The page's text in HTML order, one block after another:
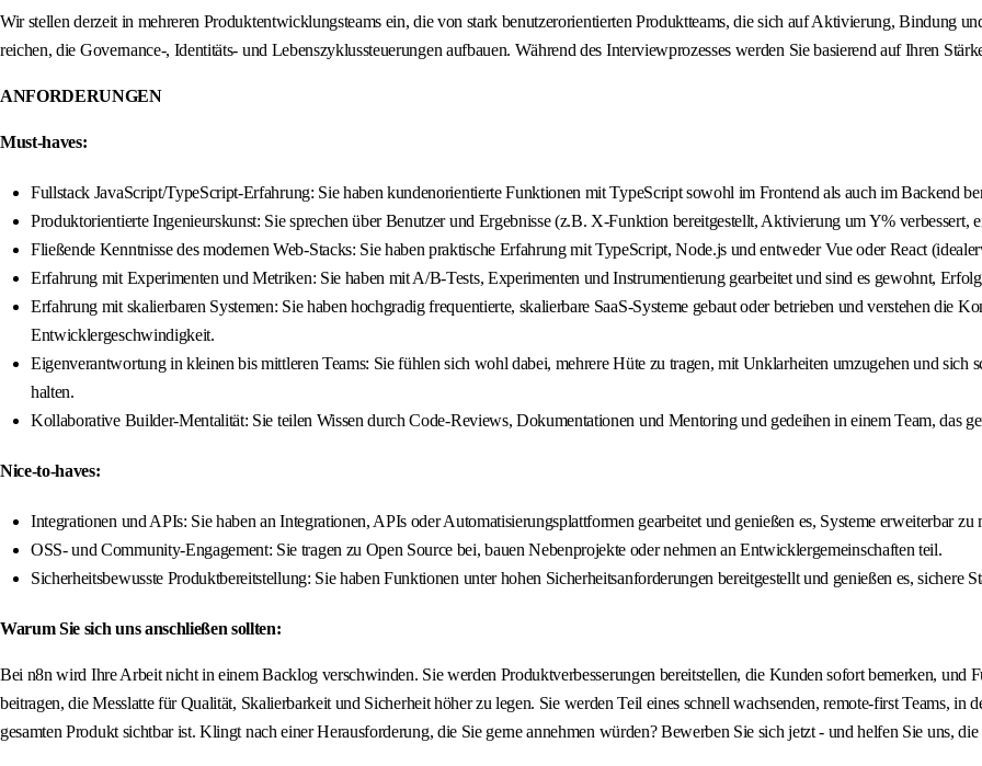
Wir stellen derzeit in mehreren Produktentwicklungsteams ein, die von stark benutzerorientierten Produktteams, die sich auf Aktivierung, Bindung
reichen, die Governance-, Identitäts- und Lebenszyklussteuerungen aufbauen. Während des Interviewprozesses werden Sie basierend auf Ihren
ANFORDERUNGEN
Must-haves:
Fullstack JavaScript/TypeScript-Erfahrung: Sie haben kundenorientierte Funktionen mit TypeScript sowohl im Frontend als auch im Backend
Produktorientierte Ingenieurskunst: Sie sprechen über Benutzer und Ergebnisse (z.B. X-Funktion bereitgestellt, Aktivierung um Y% verbessert,
Fließende Kenntnisse des modernen Web-Stacks: Sie haben praktische Erfahrung mit TypeScript, Node.js und entweder Vue oder React
Erfahrung mit Experimenten und Metriken: Sie haben mit A/B-Tests, Experimenten und Instrumentierung gearbeitet und sind es gewohnt,
Erfahrung mit skalierbaren Systemen: Sie haben hochgradig frequentierte, skalierbare SaaS-Systeme gebaut oder betrieben und verstehen die
Entwicklergeschwindigkeit.
Eigenverantwortung in kleinen bis mittleren Teams: Sie fühlen sich wohl dabei, mehrere Hüte zu tragen, mit Unklarheiten umzugehen und sich
halten.
Kollaborative Builder-Mentalität: Sie teilen Wissen durch Code-Reviews, Dokumentationen und Mentoring und gedeihen in einem Team, das
Nice-to-haves:
Integrationen und APIs: Sie haben an Integrationen, APIs oder Automatisierungsplattformen gearbeitet und genießen es, Systeme erweiterbar zu
OSS- und Community-Engagement: Sie tragen zu Open Source bei, bauen Nebenprojekte oder nehmen an Entwicklergemeinschaften teil.
Sicherheitsbewusste Produktbereitstellung: Sie haben Funktionen unter hohen Sicherheitsanforderungen bereitgestellt und genießen es, sichere
Warum Sie sich uns anschließen sollten:
Bei n8n wird Ihre Arbeit nicht in einem Backlog verschwinden. Sie werden Produktverbesserungen bereitstellen, die Kunden sofort bemerken, und
beitragen, die Messlatte für Qualität, Skalierbarkeit und Sicherheit höher zu legen. Sie werden Teil eines schnell wachsenden, remote-first Teams,
gesamten Produkt sichtbar ist. Klingt nach einer Herausforderung, die Sie gerne annehmen würden? Bewerben Sie sich jetzt - und helfen Sie uns,